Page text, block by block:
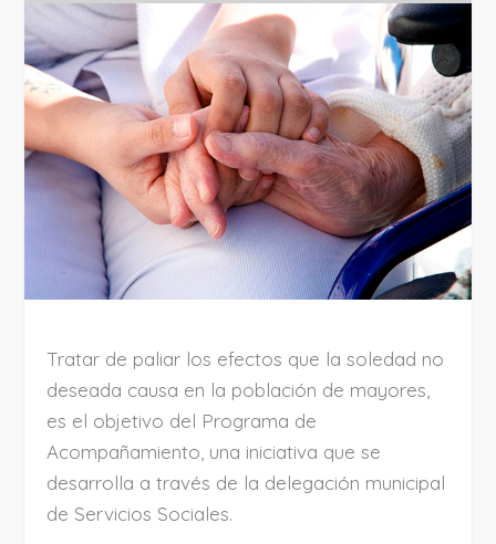
Tratar de paliar los efectos que la soledad no
deseada causa en la población de mayores,
es el objetivo del Programa de
Acompañamiento, una iniciativa que se
desarrolla a través de la delegación municipal
de Servicios Sociales.